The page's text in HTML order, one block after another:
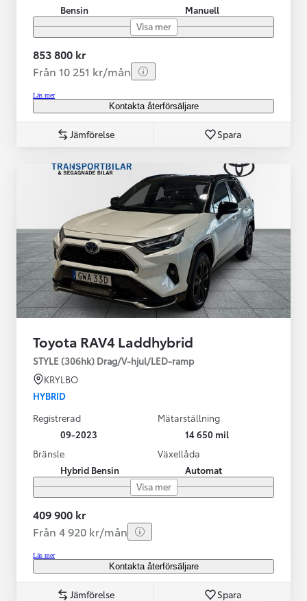
Bensin
Manuell
Visa mer
853 800 kr
Från 10 251 kr/mån
Läs mer
Kontakta återförsäljare
Jämförelse Spara
Toyota RAV4 Laddhybrid
STYLE (306hk) Drag/V-hjul/LED-ramp
KRYLBO
HYBRID
Registrerad
09-2023
Mätarställning
14 650 mil
Bränsle
Hybrid Bensin
Växellåda
Automat
Visa mer
409 900 kr
Från 4 920 kr/mån
Läs mer
Kontakta återförsäljare
Jämförelse Spara